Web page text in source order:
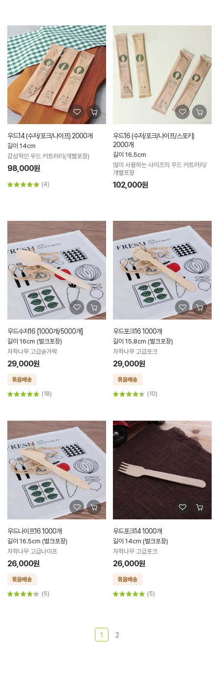
우드14 (수저/포크/나이프) 2000개
길이 14cm
감성적인 우드 커트러리(개별포장)
98,000원
(4)
우드16 (수저/포크/나이프/스포키)
2000개
길이 16.5cm
많이 사용하는 사이즈의 우드 커트러리/
개별포장
102,000원
우드수저16 [1000개/5000개]
길이 16cm (벌크포장)
자작나무 고급숟가락
29,000원
(18)
우드포크16 1000개
길이 15.8cm (벌크포장)
자작나무 고급포크
29,000원
(10)
우드나이프16 1000개
길이 16.5cm (벌크포장)
자작나무 고급나이프
26,000원
(5)
우드포크14 1000개
길이 14cm (벌크포장)
자작나무 고급포크
26,000원
(5)
1 2